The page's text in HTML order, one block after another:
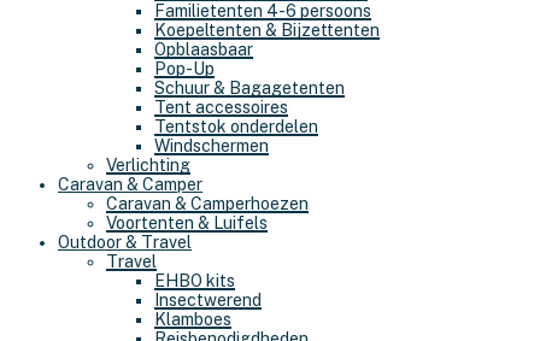
Familietenten 4-6 persoons
Koepeltenten & Bijzettenten
Opblaasbaar
Pop-Up
Schuur & Bagagetenten
Tent accessoires
Tentstok onderdelen
Windschermen
Verlichting
Caravan & Camper
Caravan & Camperhoezen
Voortenten & Luifels
Outdoor & Travel
Travel
EHBO kits
Insectwerend
Klamboes